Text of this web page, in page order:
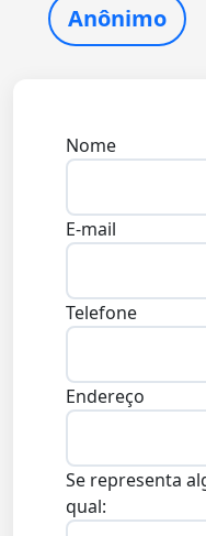
Anônimo
Nome
E-mail
Telefone
Endereço
Se representa
qual: